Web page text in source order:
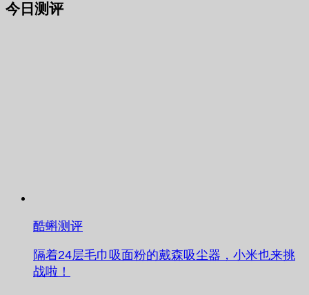
今日测评
酷蝌测评
隔着24层毛巾吸面粉的戴森吸尘器，小米也来挑
战啦！